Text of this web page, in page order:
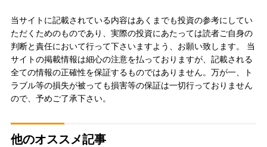
当サイトに記載されている内容はあくまでも投資の参考にしてい
ただくためのものであり、実際の投資にあたっては読者ご自身の
判断と責任において行って下さいますよう、お願い致します。 当
サイトの掲載情報は細心の注意を払っておりますが、記載される
全ての情報の正確性を保証するものではありません。万が一、ト
ラブル等の損失が被っても損害等の保証は一切行っておりません
ので、予めご了承下さい。
他のオススメ記事